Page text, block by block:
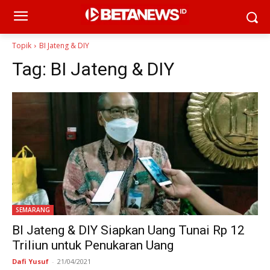
Topik BI Jateng & DIY
Tag: BI Jateng & DIY
SEMARANG
BI Jateng & DIY Siapkan Uang Tunai Rp 12
Triliun untuk Penukaran Uang
Dafi Yusuf - 21/04/2021